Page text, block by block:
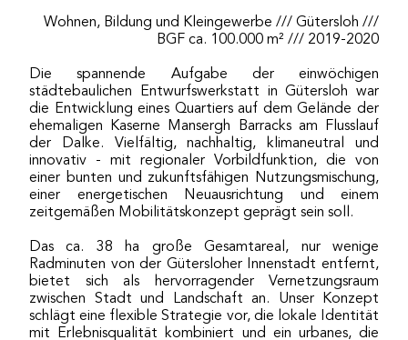
Wohnen, Bildung und Kleingewerbe /// Gütersloh ///
BGF ca. 100.000 m² /// 2019-2020
Die spannende Aufgabe der einwöchigen
städtebaulichen Entwurfswerkstatt in Gütersloh war
die Entwicklung eines Quartiers auf dem Gelände der
ehemaligen Kaserne Mansergh Barracks am Flusslauf
der Dalke. Vielfältig, nachhaltig, klimaneutral und
innovativ - mit regionaler Vorbildfunktion, die von
einer bunten und zukunftsfähigen Nutzungsmischung,
einer energetischen Neuausrichtung und einem
zeitgemäßen Mobilitätskonzept geprägt sein soll.
Das ca. 38 ha große Gesamtareal, nur wenige
Radminuten von der Gütersloher Innenstadt entfernt,
bietet sich als hervorragender Vernetzungsraum
zwischen Stadt und Landschaft an. Unser Konzept
schlägt eine flexible Strategie vor, die lokale Identität
mit Erlebnisqualität kombiniert und ein urbanes, die